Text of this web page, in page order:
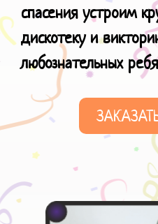
спасения устроим
дискотеку и
любознательных